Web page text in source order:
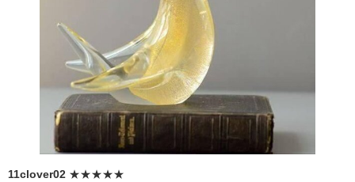
11clover02 ★★★★★